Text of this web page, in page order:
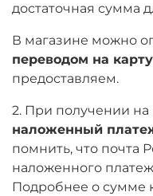
достаточная сумма
В магазине можно
переводом на
предоставляем.
2. При получении
наложенный
помнить, что почта
наложенного
Подробнее о сумме